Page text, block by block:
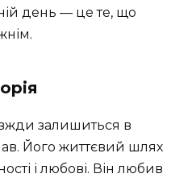
день — це те, що
залишиться в
Його життєвий шлях
і любові. Він любив